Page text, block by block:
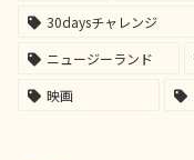
30daysチャレンジ
ニュージーランド
映画